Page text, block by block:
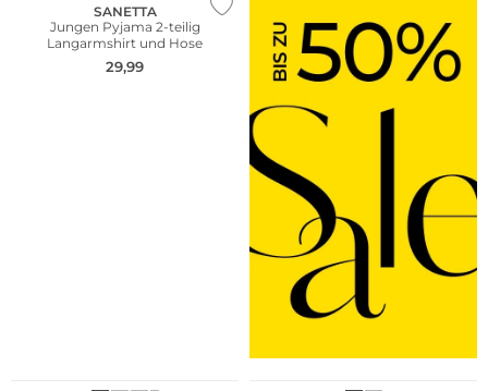
SANETTA
Jungen Pyjama 2-teilig
Langarmshirt und Hose
29,99